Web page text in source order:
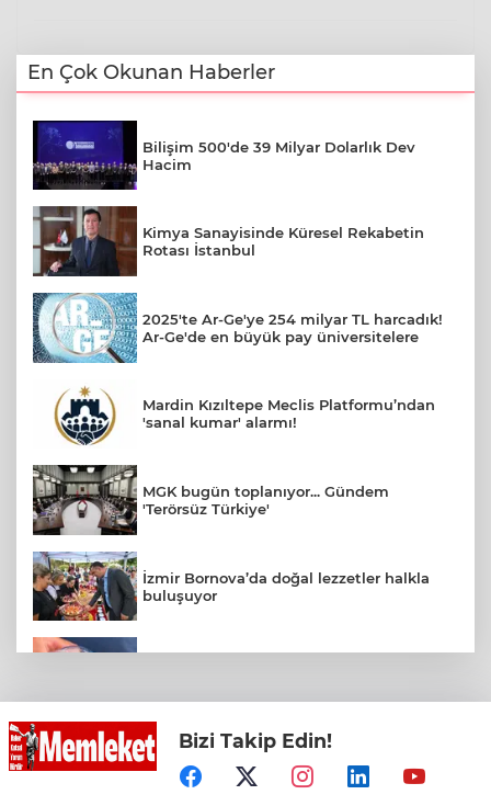
En Çok Okunan Haberler
Bilişim 500'de 39 Milyar Dolarlık Dev
Hacim
Kimya Sanayisinde Küresel Rekabetin
Rotası İstanbul
2025'te Ar-Ge'ye 254 milyar TL harcadık!
Ar-Ge'de en büyük pay üniversitelere
Mardin Kızıltepe Meclis Platformu’ndan
'sanal kumar' alarmı!
MGK bugün toplanıyor... Gündem
'Terörsüz Türkiye'
İzmir Bornova’da doğal lezzetler halkla
buluşuyor
Konya Taş Bina'da festivale özel video
mapping ve drone gösterisi büyüledi
Bizi Takip Edin!